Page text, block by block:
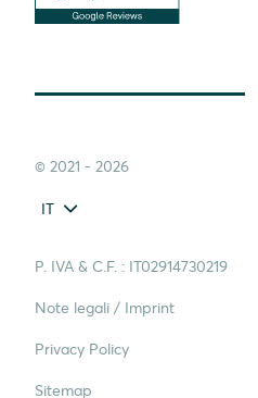
© 2021 - 2026
IT
P. IVA & C.F. : IT02914730219
Note legali / Imprint
Privacy Policy
Sitemap